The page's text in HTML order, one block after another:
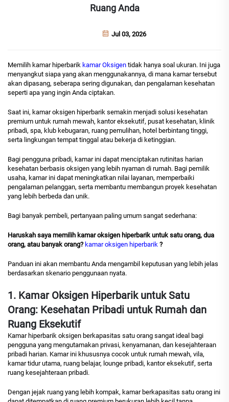
Ruang Anda
Jul 03, 2026
Memilih kamar hiperbarik kamar Oksigen tidak hanya soal ukuran. Ini juga
menyangkut siapa yang akan menggunakannya, di mana kamar tersebut
akan dipasang, seberapa sering digunakan, dan pengalaman kesehatan
seperti apa yang ingin Anda ciptakan.
Saat ini, kamar oksigen hiperbarik semakin menjadi solusi kesehatan
premium untuk rumah mewah, kantor eksekutif, pusat kesehatan, klinik
pribadi, spa, klub kebugaran, ruang pemulihan, hotel berbintang tinggi,
serta lingkungan tempat tinggal atau bekerja di ketinggian.
Bagi pengguna pribadi, kamar ini dapat menciptakan rutinitas harian
kesehatan berbasis oksigen yang lebih nyaman di rumah. Bagi pemilik
usaha, kamar ini dapat meningkatkan nilai layanan, memperbaiki
pengalaman pelanggan, serta membantu membangun proyek kesehatan
yang lebih berbeda dan unik.
Bagi banyak pembeli, pertanyaan paling umum sangat sederhana:
Haruskah saya memilih kamar oksigen hiperbarik untuk satu orang, dua
orang, atau banyak orang? kamar oksigen hiperbarik ?
Panduan ini akan membantu Anda mengambil keputusan yang lebih jelas
berdasarkan skenario penggunaan nyata.
1. Kamar Oksigen Hiperbarik untuk Satu
Orang: Kesehatan Pribadi untuk Rumah dan
Ruang Eksekutif
Kamar hiperbarik oksigen berkapasitas satu orang sangat ideal bagi
pengguna yang mengutamakan privasi, kenyamanan, dan kesejahteraan
pribadi harian. Kamar ini khususnya cocok untuk rumah mewah, vila,
kamar tidur utama, ruang belajar, lounge pribadi, kantor eksekutif, serta
ruang kesejahteraan pribadi.
Dengan jejak ruang yang lebih kompak, kamar berkapasitas satu orang ini